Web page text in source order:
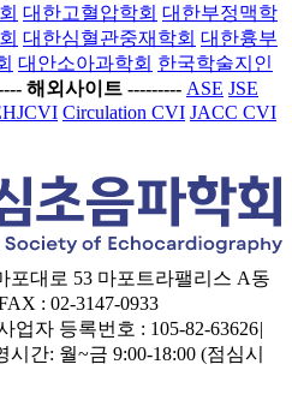
대한고혈압학회 대한부정맥학
대한심혈관중재학회 대한흉부
대안소아과학회 한국학술지인
해외사이트 --------- ASE JSE
Circulation CVI JACC CVI
포대로 53 마포트라팰리스 A동
: 02-3147-0933
업자 등록번호 : 105-82-63626|
시간: 월~금 9:00-18:00 (점심시